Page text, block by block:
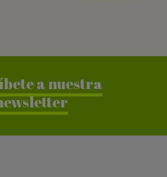
a nuestra